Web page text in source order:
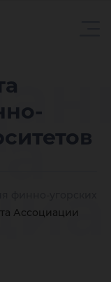
Ассоциации